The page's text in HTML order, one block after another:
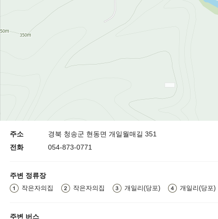
주소
경북 청송군 현동면 개일월매길 351
전화
054-873-0771
주변 정류장
작은자의집 작은자의집 개일리(당포) 개일리(당포)
주변 버스